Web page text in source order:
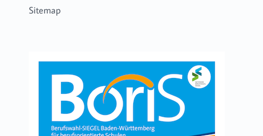
Sitemap